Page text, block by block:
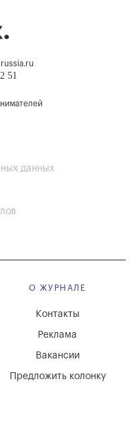
51
данных
О ЖУРНАЛЕ
Вакансии
Реклама
Контакты
Предложить колонку